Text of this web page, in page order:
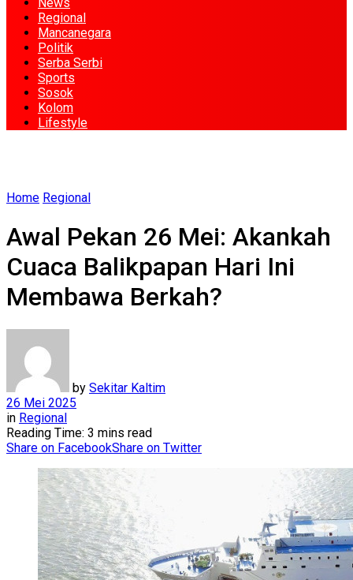
Regional
Mancanegara
Politik
Serba Serbi
Sports
Sosok
Kolom
Lifestyle
Home Regional
Awal Pekan 26 Mei: Akankah
Cuaca Balikpapan Hari Ini
Membawa Berkah?
by Sekitar Kaltim
26 Mei 2025
in Regional
Reading Time: 3 mins read
Share on FacebookShare on Twitter